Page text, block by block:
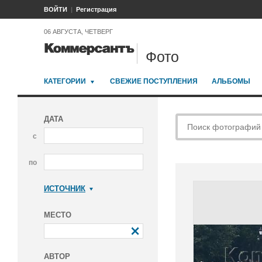
ВОЙТИ Регистрация
06 АВГУСТА, ЧЕТВЕРГ
Фото
КАТЕГОРИИ СВЕЖИЕ ПОСТУПЛЕНИЯ АЛЬБОМЫ
ДАТА
с
по
ИСТОЧНИК
МЕСТО
АВТОР